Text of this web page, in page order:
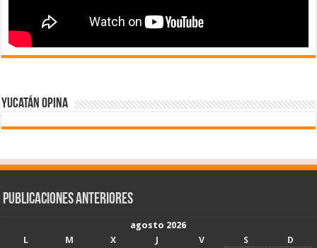
Yucatán Opina
Publicaciones Anteriores
agosto 2026
L
M X J V S
D